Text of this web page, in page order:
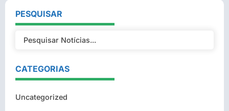
PESQUISAR
CATEGORIAS
Uncategorized